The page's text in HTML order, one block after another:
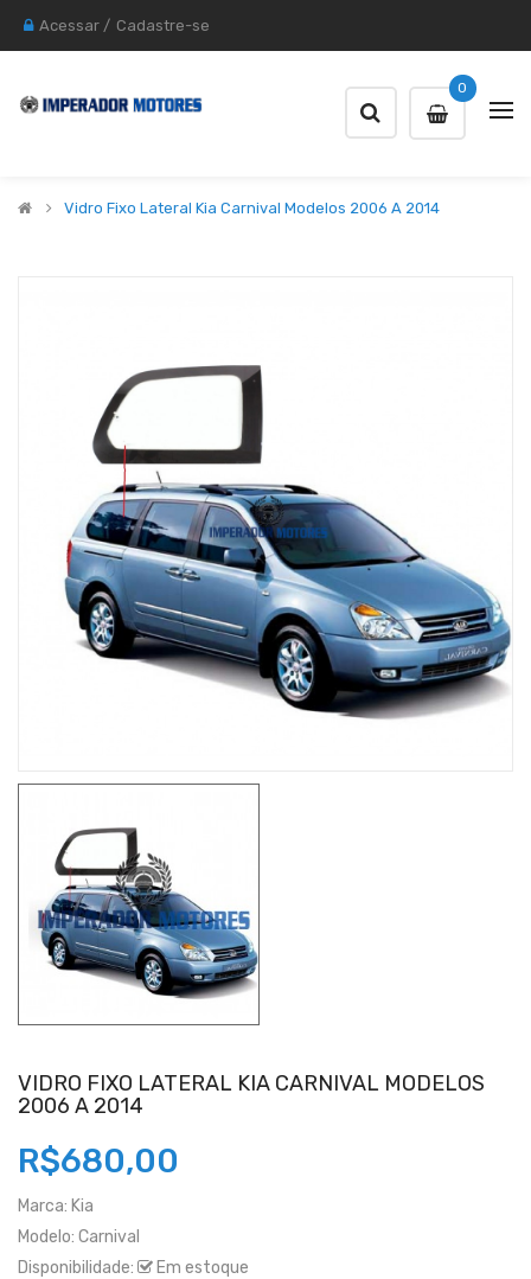
Acessar / Cadastre-se
0
Vidro Fixo Lateral Kia Carnival Modelos 2006 A 2014
VIDRO FIXO LATERAL KIA CARNIVAL MODELOS
2006 A 2014
R$680,00
Marca: Kia
Modelo: Carnival
Disponibilidade:
Em estoque